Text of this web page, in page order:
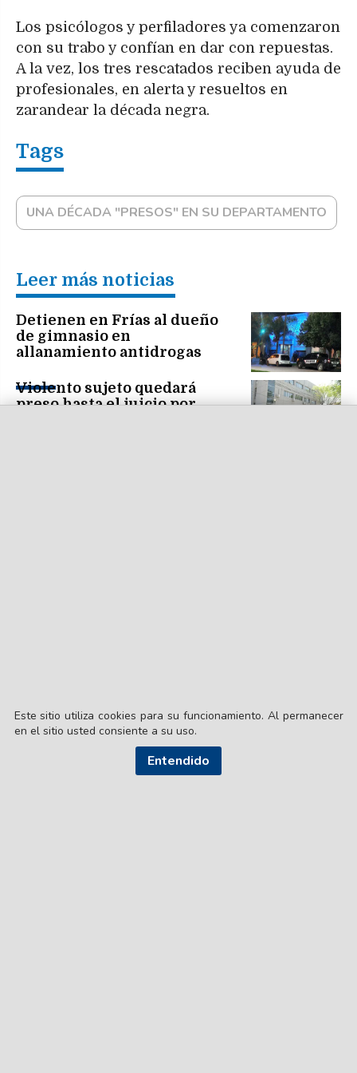
Los psicólogos y perfiladores ya comenzaron
con su trabo y confían en dar con repuestas.
A la vez, los tres rescatados reciben ayuda de
profesionales, en alerta y resueltos en
zarandear la década negra.
UNA DÉCADA "PRESOS" EN SU DEPARTAMENTO
Leer más noticias
Detienen en Frías al dueño
de gimnasio en
allanamiento antidrogas
Violento sujeto quedará
preso hasta el juicio por
Este sitio utiliza cookies para su funcionamiento. Al permanecer
en el sitio usted consiente a su uso.
Entendido